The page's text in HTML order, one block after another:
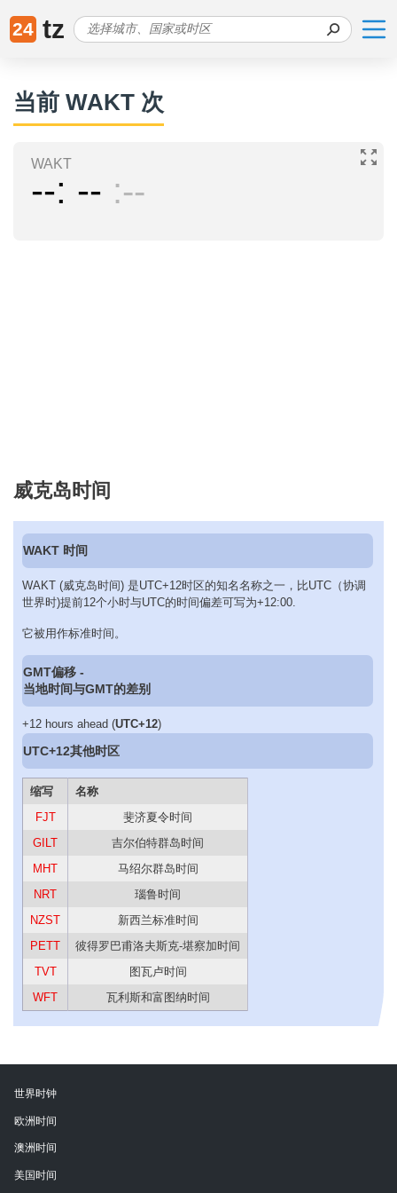
24 tz
当前 WAKT 次
WAKT
-- -- --
威克岛时间
WAKT 时间
WAKT (威克岛时间) 是UTC+12时区的知名名称之一，比UTC（协调
世界时)提前12个小时与UTC的时间偏差可写为+12:00.
它被用作标准时间。
GMT偏移 -
当地时间与GMT的差别
+12 hours ahead (UTC+12)
UTC+12其他时区
缩写
名称
FJT
斐济夏令时间
GILT
吉尔伯特群岛时间
MHT
马绍尔群岛时间
NRT
瑙鲁时间
NZST
新西兰标准时间
PETT
彼得罗巴甫洛夫斯克-堪察加时间
TVT
图瓦卢时间
WFT
瓦利斯和富图纳时间
世界时钟
欧洲时间
澳洲时间
美国时间